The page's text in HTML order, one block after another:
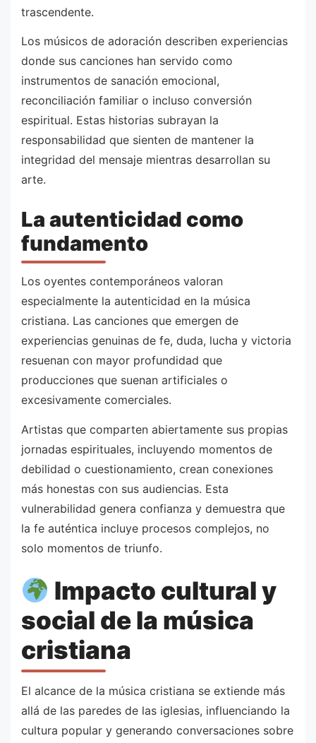
trascendente.
Los músicos de adoración describen experiencias
donde sus canciones han servido como
instrumentos de sanación emocional,
reconciliación familiar o incluso conversión
espiritual. Estas historias subrayan la
responsabilidad que sienten de mantener la
integridad del mensaje mientras desarrollan su
arte.
La autenticidad como
fundamento
Los oyentes contemporáneos valoran
especialmente la autenticidad en la música
cristiana. Las canciones que emergen de
experiencias genuinas de fe, duda, lucha y victoria
resuenan con mayor profundidad que
producciones que suenan artificiales o
excesivamente comerciales.
Artistas que comparten abiertamente sus propias
jornadas espirituales, incluyendo momentos de
debilidad o cuestionamiento, crean conexiones
más honestas con sus audiencias. Esta
vulnerabilidad genera confianza y demuestra que
la fe auténtica incluye procesos complejos, no
solo momentos de triunfo.
Impacto cultural y
social de la música
cristiana
El alcance de la música cristiana se extiende más
allá de las paredes de las iglesias, influenciando la
cultura popular y generando conversaciones sobre